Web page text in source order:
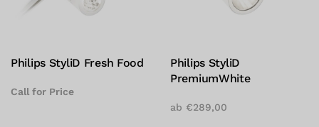
Philips StyliD Fresh Food
Call for Price
Philips StyliD
PremiumWhite
ab €289,00